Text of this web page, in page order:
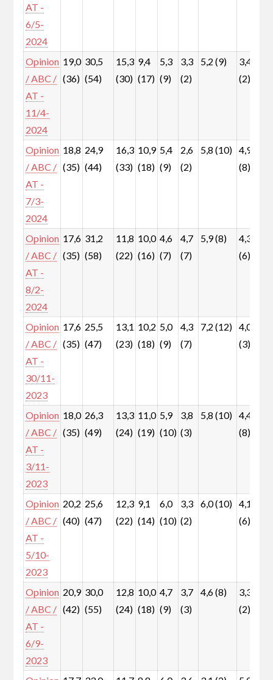
AT -
6/5-
2024
Opinion
/ ABC /
AT -
11/4-
2024
19,0
(36)
30,5
(54)
15,3
(30)
9,4
(17)
5,3
(9)
3,3
(2)
5,2 (9)
3,4
(2)
Opinion
/ ABC /
AT -
7/3-
2024
18,8
(35)
24,9
(44)
16,3
(33)
10,9
(18)
5,4
(9)
2,6
(2)
5,8 (10) 4,9
(8)
Opinion
/ ABC /
AT -
8/2-
2024
17,6
(35)
31,2
(58)
11,8
(22)
10,0
(16)
4,6
(7)
4,7
(7)
5,9 (8)
4,3
(6)
Opinion
/ ABC /
AT -
30/11-
2023
17,6
(35)
25,5
(47)
13,1
(23)
10,2
(18)
5,0
(9)
4,3
(7)
7,2 (12) 4,0
(3)
Opinion
/ ABC /
AT -
3/11-
2023
18,0
(35)
26,3
(49)
13,3
(24)
11,0
(19)
5,9
(10)
3,8
(3)
5,8 (10) 4,4
(8)
Opinion
/ ABC /
AT -
5/10-
2023
20,2
(40)
25,6
(47)
12,3
(22)
9,1
(14)
6,0
(10)
3,3
(2)
6,0 (10) 4,1
(6)
Opinion
/ ABC /
AT -
6/9-
2023
20,9
(42)
30,0
(55)
12,8
(24)
10,0
(18)
4,7
(9)
3,7
(3)
4,6 (8)
3,3
(2)